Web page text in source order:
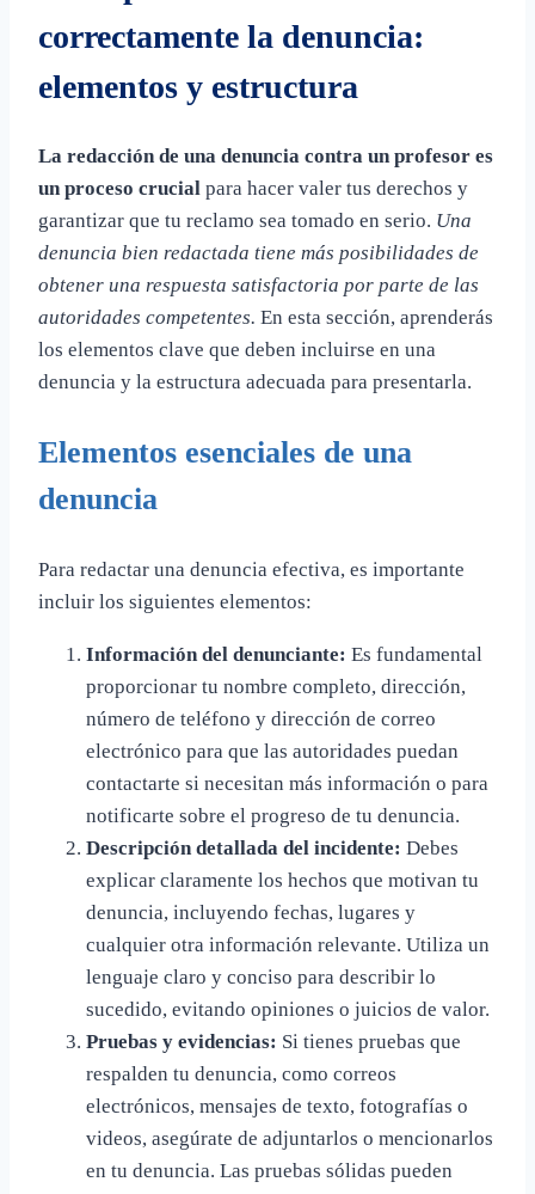
correctamente la denuncia:
elementos y estructura
La redacción de una denuncia contra un profesor es
un proceso crucial para hacer valer tus derechos y
garantizar que tu reclamo sea tomado en serio. Una
denuncia bien redactada tiene más posibilidades de
obtener una respuesta satisfactoria por parte de las
autoridades competentes. En esta sección, aprenderás
los elementos clave que deben incluirse en una
denuncia y la estructura adecuada para presentarla.
Elementos esenciales de una
denuncia
Para redactar una denuncia efectiva, es importante
incluir los siguientes elementos:
Información del denunciante: Es fundamental
proporcionar tu nombre completo, dirección,
número de teléfono y dirección de correo
electrónico para que las autoridades puedan
contactarte si necesitan más información o para
notificarte sobre el progreso de tu denuncia.
Descripción detallada del incidente: Debes
explicar claramente los hechos que motivan tu
denuncia, incluyendo fechas, lugares y
cualquier otra información relevante. Utiliza un
lenguaje claro y conciso para describir lo
sucedido, evitando opiniones o juicios de valor.
Pruebas y evidencias: Si tienes pruebas que
respalden tu denuncia, como correos
electrónicos, mensajes de texto, fotografías o
videos, asegúrate de adjuntarlos o mencionarlos
en tu denuncia. Las pruebas sólidas pueden